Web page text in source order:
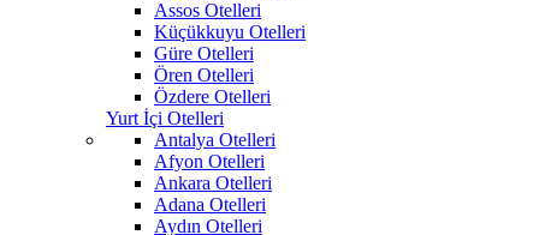
Assos Otelleri
Küçükkuyu Otelleri
Güre Otelleri
Ören Otelleri
Özdere Otelleri
Yurt İçi Otelleri
Antalya Otelleri
Afyon Otelleri
Ankara Otelleri
Adana Otelleri
Aydın Otelleri